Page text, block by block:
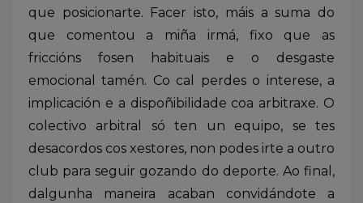
que posicionarte. Facer isto, máis a suma do
que comentou a miña irmá, fixo que as
friccións fosen habituais e o desgaste
emocional tamén. Co cal perdes o interese, a
implicación e a dispoñibilidade coa arbitraxe. O
colectivo arbitral só ten un equipo, se tes
desacordos cos xestores, non podes irte a outro
club para seguir gozando do deporte. Ao final,
dalgunha maneira acaban convidándote a